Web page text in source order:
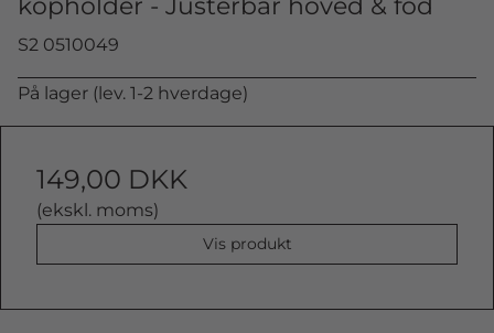
S2 0510049
På lager (lev. 1-2 hverdage)
149,00 DKK
(ekskl. moms)
Vis produkt